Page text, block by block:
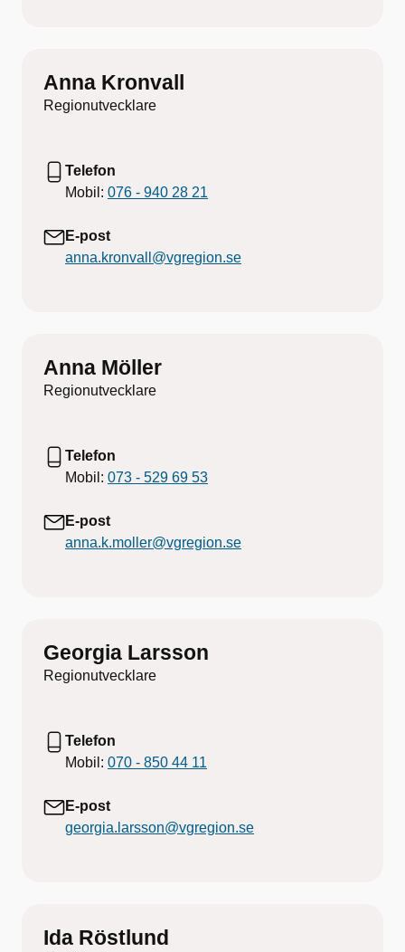
Anna Kronvall
Regionutvecklare
Telefon
Mobil: 076 - 940 28 21
E-post
anna.kronvall@vgregion.se
Anna Möller
Regionutvecklare
Telefon
Mobil: 073 - 529 69 53
E-post
anna.k.moller@vgregion.se
Georgia Larsson
Regionutvecklare
Telefon
Mobil: 070 - 850 44 11
E-post
georgia.larsson@vgregion.se
Ida Röstlund